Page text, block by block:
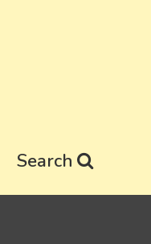
Search